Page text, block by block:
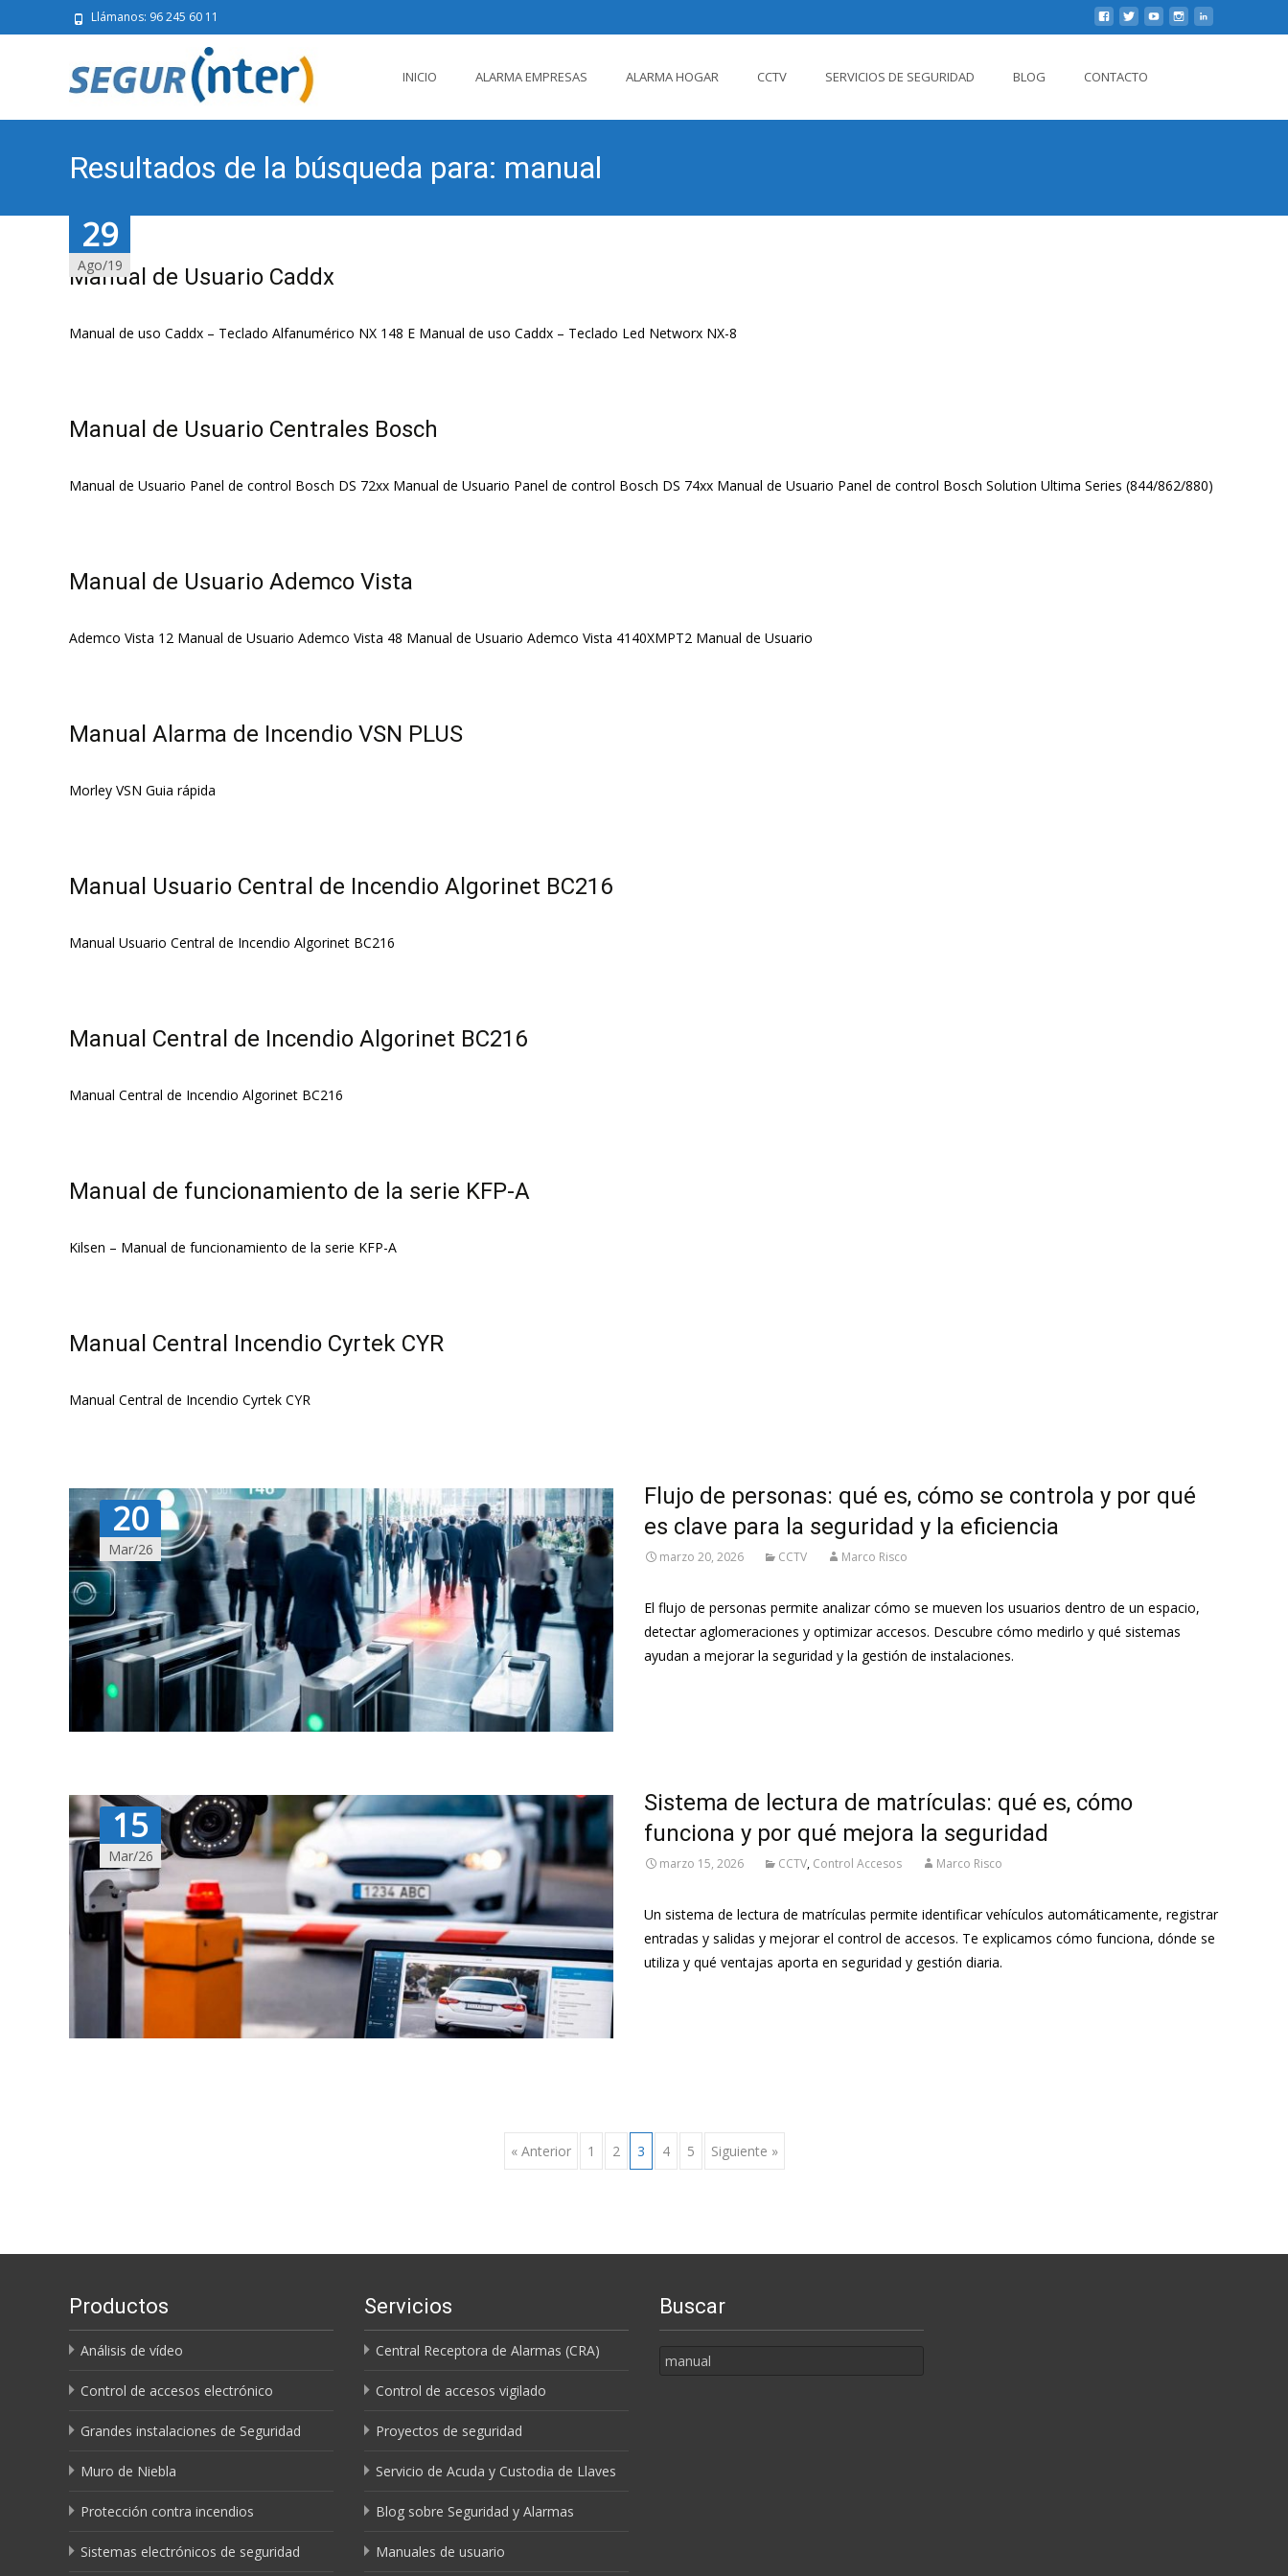
Llámanos: 96 245 60 11
INICIO ALARMA EMPRESAS ALARMA HOGAR CCTV SERVICIOS DE SEGURIDAD BLOG CONTACTO
Resultados de la búsqueda para: manual
30
Ago/19
Manual de Usuario Caddx
Manual de uso Caddx – Teclado Alfanumérico NX 148 E Manual de uso Caddx – Teclado Led Networx NX-8
30
Ago/19
Manual de Usuario Centrales Bosch
Manual de Usuario Panel de control Bosch DS 72xx Manual de Usuario Panel de control Bosch DS 74xx Manual de Usuario Panel de control Bosch Solution Ultima Series (844/862/880)
30
Ago/19
Manual de Usuario Ademco Vista
Ademco Vista 12 Manual de Usuario Ademco Vista 48 Manual de Usuario Ademco Vista 4140XMPT2 Manual de Usuario
30
Ago/19
Manual Alarma de Incendio VSN PLUS
Morley VSN Guia rápida
29
Ago/19
Manual Usuario Central de Incendio Algorinet BC216
Manual Usuario Central de Incendio Algorinet BC216
29
Ago/19
Manual Central de Incendio Algorinet BC216
Manual Central de Incendio Algorinet BC216
29
Ago/19
Manual de funcionamiento de la serie KFP-A
Kilsen – Manual de funcionamiento de la serie KFP-A
29
Ago/19
Manual Central Incendio Cyrtek CYR
Manual Central de Incendio Cyrtek CYR
20
Mar/26
Flujo de personas: qué es, cómo se controla y por qué
es clave para la seguridad y la eficiencia
marzo 20, 2026 CCTV Marco Risco
El flujo de personas permite analizar cómo se mueven los usuarios dentro de un espacio,
detectar aglomeraciones y optimizar accesos. Descubre cómo medirlo y qué sistemas
ayudan a mejorar la seguridad y la gestión de instalaciones.
15
Mar/26
Sistema de lectura de matrículas: qué es, cómo
funciona y por qué mejora la seguridad
marzo 15, 2026 CCTV, Control Accesos Marco Risco
Un sistema de lectura de matrículas permite identificar vehículos automáticamente, registrar
entradas y salidas y mejorar el control de accesos. Te explicamos cómo funciona, dónde se
utiliza y qué ventajas aporta en seguridad y gestión diaria.
« Anterior 1 2 3 4 5 Siguiente »
Productos
Análisis de vídeo
Control de accesos electrónico
Grandes instalaciones de Seguridad
Muro de Niebla
Protección contra incendios
Sistemas electrónicos de seguridad
Servicios
Central Receptora de Alarmas (CRA)
Control de accesos vigilado
Proyectos de seguridad
Servicio de Acuda y Custodia de Llaves
Blog sobre Seguridad y Alarmas
Manuales de usuario
Buscar
por: